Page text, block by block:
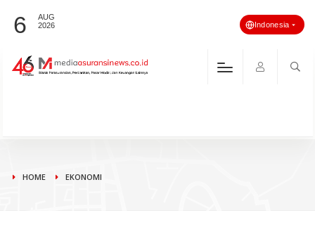
6
AUG
2026
Indonesia
HOME EKONOMI